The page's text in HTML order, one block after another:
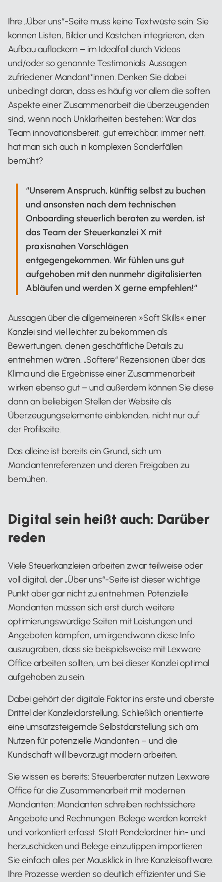
Ihre „Über uns“-Seite muss keine Textwüste sein: Sie
können Listen, Bilder und Kästchen integrieren, den
Aufbau auflockern – im Idealfall durch Videos
und/oder so genannte Testimonials: Aussagen
zufriedener Mandant*innen. Denken Sie dabei
unbedingt daran, dass es häufig vor allem die soften
Aspekte einer Zusammenarbeit die überzeugenden
sind, wenn noch Unklarheiten bestehen: War das
Team innovationsbereit, gut erreichbar, immer nett,
hat man sich auch in komplexen Sonderfällen
bemüht?
“Unserem Anspruch, künftig selbst zu buchen
und ansonsten nach dem technischen
Onboarding steuerlich beraten zu werden, ist
das Team der Steuerkanzlei X mit
praxisnahen Vorschlägen
entgegengekommen. Wir fühlen uns gut
aufgehoben mit den nunmehr digitalisierten
Abläufen und werden X gerne empfehlen!“
Aussagen über die allgemeineren »Soft Skills« einer
Kanzlei sind viel leichter zu bekommen als
Bewertungen, denen geschäftliche Details zu
entnehmen wären. „Softere“ Rezensionen über das
Klima und die Ergebnisse einer Zusammenarbeit
wirken ebenso gut – und außerdem können Sie diese
dann an beliebigen Stellen der Website als
Überzeugungselemente einblenden, nicht nur auf
der Profilseite.
Das alleine ist bereits ein Grund, sich um
Mandantenreferenzen und deren Freigaben zu
bemühen.
Digital sein heißt auch: Darüber
reden
Viele Steuerkanzleien arbeiten zwar teilweise oder
voll digital, der „Über uns“-Seite ist dieser wichtige
Punkt aber gar nicht zu entnehmen. Potenzielle
Mandanten müssen sich erst durch weitere
optimierungswürdige Seiten mit Leistungen und
Angeboten kämpfen, um irgendwann diese Info
auszugraben, dass sie beispielsweise mit Lexware
Office arbeiten sollten, um bei dieser Kanzlei optimal
aufgehoben zu sein.
Dabei gehört der digitale Faktor ins erste und oberste
Drittel der Kanzleidarstellung. Schließlich orientierte
eine umsatzsteigernde Selbstdarstellung sich am
Nutzen für potenzielle Mandanten – und die
Kundschaft will bevorzugt modern arbeiten.
Sie wissen es bereits: Steuerberater nutzen Lexware
Office für die Zusammenarbeit mit modernen
Mandanten: Mandanten schreiben rechtssichere
Angebote und Rechnungen. Belege werden korrekt
und vorkontiert erfasst. Statt Pendelordner hin- und
herzuschicken und Belege einzutippen importieren
Sie einfach alles per Mausklick in Ihre Kanzleisoftware.
Ihre Prozesse werden so deutlich effizienter und Sie